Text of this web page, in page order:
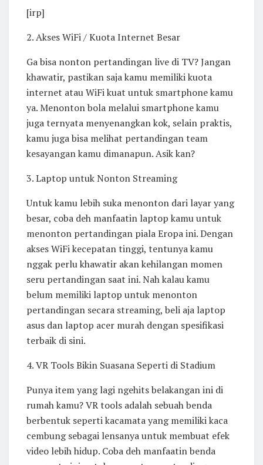
[irp]
2. Akses WiFi / Kuota Internet Besar
Ga bisa nonton pertandingan live di TV? Jangan
khawatir, pastikan saja kamu memiliki kuota
internet atau WiFi kuat untuk smartphone kamu
ya. Menonton bola melalui smartphone kamu
juga ternyata menyenangkan kok, selain praktis,
kamu juga bisa melihat pertandingan team
kesayangan kamu dimanapun. Asik kan?
3. Laptop untuk Nonton Streaming
Untuk kamu lebih suka menonton dari layar yang
besar, coba deh manfaatin laptop kamu untuk
menonton pertandingan piala Eropa ini. Dengan
akses WiFi kecepatan tinggi, tentunya kamu
nggak perlu khawatir akan kehilangan momen
seru pertandingan saat ini. Nah kalau kamu
belum memiliki laptop untuk menonton
pertandingan secara streaming, beli aja laptop
asus dan laptop acer murah dengan spesifikasi
terbaik di sini.
4. VR Tools Bikin Suasana Seperti di Stadium
Punya item yang lagi ngehits belakangan ini di
rumah kamu? VR tools adalah sebuah benda
berbentuk seperti kacamata yang memiliki kaca
cembung sebagai lensanya untuk membuat efek
video lebih hidup. Coba deh manfaatin benda